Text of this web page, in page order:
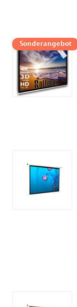
Sonderangebot